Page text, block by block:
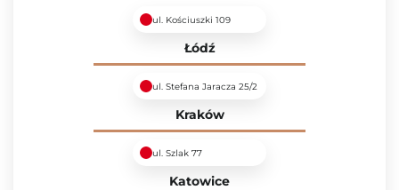
ul. Kościuszki 109
Łódź
ul. Stefana Jaracza 25/2
Kraków
ul. Szlak 77
Katowice